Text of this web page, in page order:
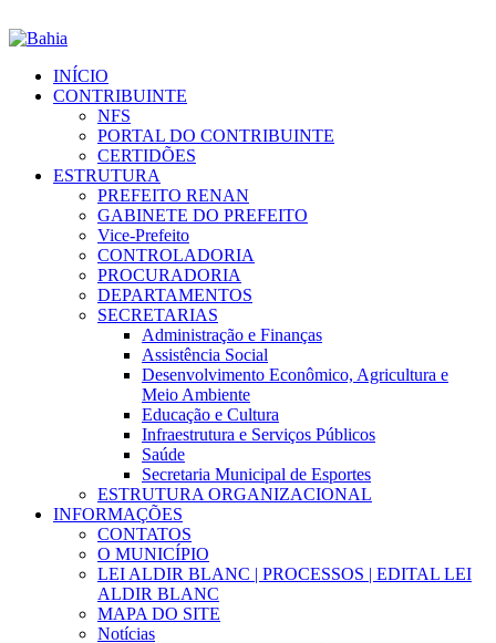
INÍCIO
CONTRIBUINTE
NFS
PORTAL DO CONTRIBUINTE
CERTIDÕES
ESTRUTURA
PREFEITO RENAN
GABINETE DO PREFEITO
Vice-Prefeito
CONTROLADORIA
PROCURADORIA
DEPARTAMENTOS
SECRETARIAS
Administração e Finanças
Assistência Social
Desenvolvimento Econômico, Agricultura e
Meio Ambiente
Educação e Cultura
Infraestrutura e Serviços Públicos
Saúde
Secretaria Municipal de Esportes
ESTRUTURA ORGANIZACIONAL
INFORMAÇÕES
CONTATOS
O MUNICÍPIO
LEI ALDIR BLANC | PROCESSOS | EDITAL LEI
ALDIR BLANC
MAPA DO SITE
Notícias